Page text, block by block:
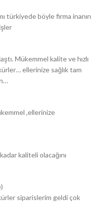
türkiyede böyle firma inanın
Mükemmel kalite ve hızlı
ellerinize sağlık tam
,ellerinize
kaliteli olacağını
siparislerim geldi çok